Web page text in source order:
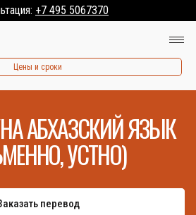
+7 495 5067370
Цены и сроки
АБХАЗСКИЙ ЯЗЫК
УСТНО)
перевод